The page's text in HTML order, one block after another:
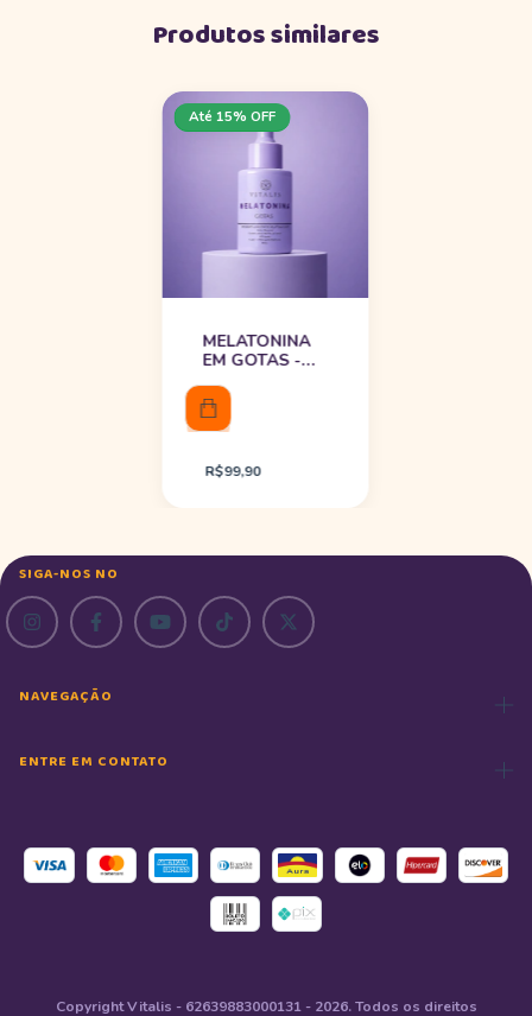
Produtos similares
Até 15% OFF
MELATONINA
EM GOTAS -
30ML
R$99,90
SIGA-NOS NO
NAVEGAÇÃO
ENTRE EM CONTATO
Copyright Vitalis - 62639883000131 - 2026. Todos os direitos